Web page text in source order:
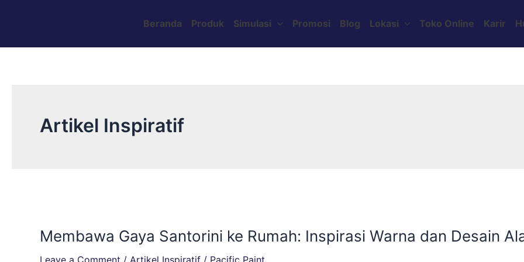
Beranda Produk Simulasi Promosi Blog Lokasi Toko Online Karir
Artikel Inspiratif
Membawa Gaya Santorini ke Rumah: Inspirasi Warna dan Desain
Leave a Comment / Artikel Inspiratif / Pacific Paint
Santorini